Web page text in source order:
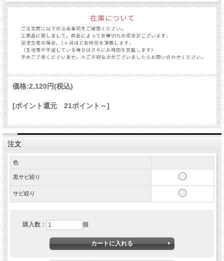
価格:2,120円(税込)
[ポイント還元 21ポイント～]
注文
色
黒サビ絞り
サビ絞り
購入数： 個